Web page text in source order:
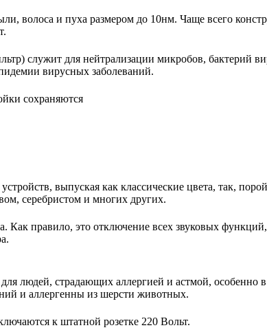
волоса и пуха размером до 10нм. Чаще всего
служит для нейтрализации микробов, бактерий
вирусных заболеваний.
сохраняются
выпуская как классические цвета, так,
серебристом и многих других.
Как правило, это отключение всех звуковых
людей, страдающих аллергией и астмой,
и аллергенны из шерсти животных.
к штатной розетке 220 Вольт.